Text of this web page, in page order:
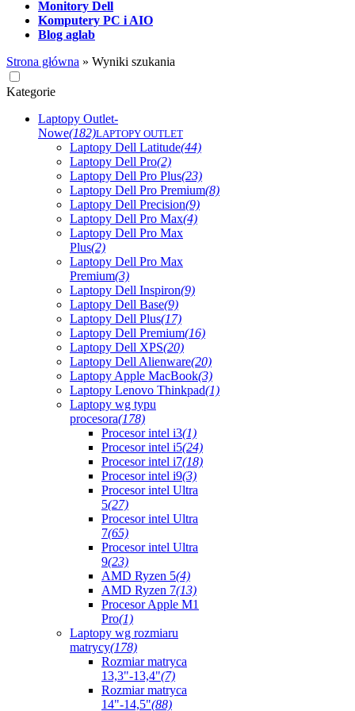
Monitory Dell
Komputery PC i AIO
Blog aglab
Strona główna » Wyniki szukania
Kategorie
Laptopy Outlet-
Nowe(182)LAPTOPY OUTLET
Laptopy Dell Latitude(44)
Laptopy Dell Pro(2)
Laptopy Dell Pro Plus(23)
Laptopy Dell Pro Premium(8)
Laptopy Dell Precision(9)
Laptopy Dell Pro Max(4)
Laptopy Dell Pro Max
Plus(2)
Laptopy Dell Pro Max
Premium(3)
Laptopy Dell Inspiron(9)
Laptopy Dell Base(9)
Laptopy Dell Plus(17)
Laptopy Dell Premium(16)
Laptopy Dell XPS(20)
Laptopy Dell Alienware(20)
Laptopy Apple MacBook(3)
Laptopy Lenovo Thinkpad(1)
Laptopy wg typu
procesora(178)
Procesor intel i3(1)
Procesor intel i5(24)
Procesor intel i7(18)
Procesor intel i9(3)
Procesor intel Ultra
5(27)
Procesor intel Ultra
7(65)
Procesor intel Ultra
9(23)
AMD Ryzen 5(4)
AMD Ryzen 7(13)
Procesor Apple M1
Pro(1)
Laptopy wg rozmiaru
matrycy(178)
Rozmiar matryca
13,3"-13,4"(7)
Rozmiar matryca
14"-14,5"(88)